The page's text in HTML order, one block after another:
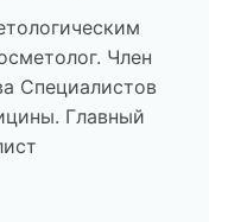
Член
Специалистов
Главный